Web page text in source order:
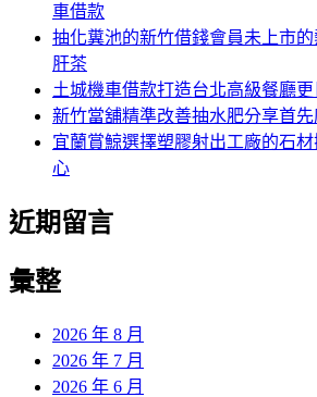
車借款
抽化糞池的新竹借錢會員未上市
肝茶
土城機車借款打造台北高級餐廳
新竹當舖精準改善抽水肥分享首
宜蘭賞鯨選擇塑膠射出工廠的石
心
近期留言
彙整
2026 年 8 月
2026 年 7 月
2026 年 6 月